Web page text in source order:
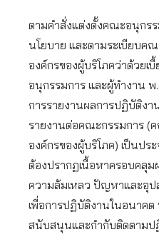
ตามคำสั่งแต่งตั้งคณะอนุกร
นโยบาย และตามระเบียบค
องค์กรของผู้บริโภคว่าด้วยเ
อนุกรรมการ และผู้ทำงาน
การรายงานผลการปฏิบัติง
รายงานต่อคณะกรรมการ (
องค์กรของผู้บริโภค) เป็นปร
ต้องปรากฏเนื้อหาครอบคลุม
ความล้มเหลว ปัญหาและอุ
เพื่อการปฏิบัติงานในอนาค
สนับสนุนและกำกับติดตาม